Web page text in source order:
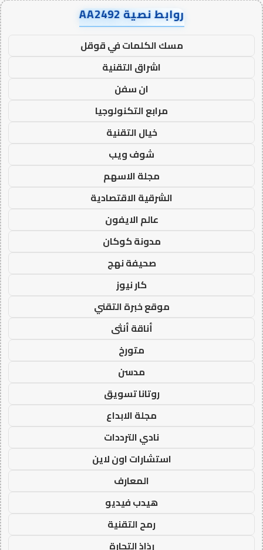
روابط نصية AA2492
مسك الكلمات في قوقل
اشراق التقنية
ان سفن
مرابع التكنولوجيا
خيال التقنية
شوف ويب
مجلة الاسهم
الشرقية الاقتصادية
عالم الايفون
مدونة كوكان
صحيفة نهج
كار نيوز
موقع خبرة التقني
أناقة أنثى
متورخ
مدسن
روتانا تسويق
مجلة الابداع
نادي الترددات
استشارات اون لاين
المعارف
هيدب فيديو
رمح التقنية
رذاذ التجارة